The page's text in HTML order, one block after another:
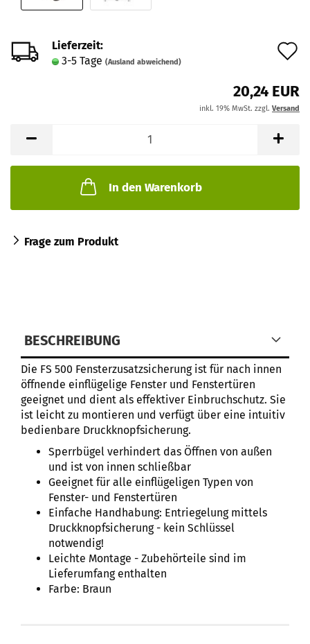
Lieferzeit:
3-5 Tage (Ausland abweichend)
20,24 EUR
inkl. 19% MwSt. zzgl. Versand
In den Warenkorb
Frage zum Produkt
BESCHREIBUNG
Die FS 500 Fensterzusatzsicherung ist für nach innen
öffnende einflügelige Fenster und Fenstertüren
geeignet und dient als effektiver Einbruchschutz. Sie
ist leicht zu montieren und verfügt über eine intuitiv
bedienbare Druckknopfsicherung.
Sperrbügel verhindert das Öffnen von außen
und ist von innen schließbar
Geeignet für alle einflügeligen Typen von
Fenster- und Fenstertüren
Einfache Handhabung: Entriegelung mittels
Druckknopfsicherung - kein Schlüssel
notwendig!
Leichte Montage - Zubehörteile sind im
Lieferumfang enthalten
Farbe: Braun